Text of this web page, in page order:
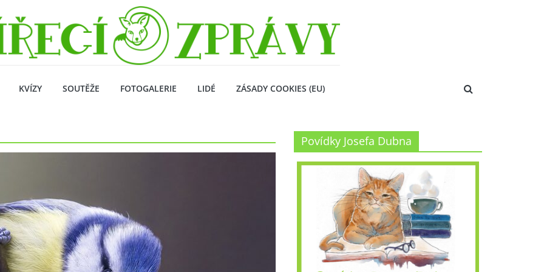
KVÍZY SOUTĚŽE FOTOGALERIE LIDÉ ZÁSADY COOKIES (EU)
Povídky Josefa Dubna